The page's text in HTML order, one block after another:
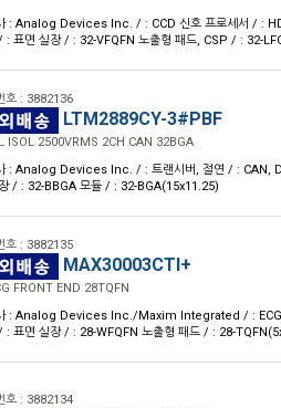
: Analog Devices Inc. / : CCD 신호 프로세서 / :
: 표면 실장 / : 32-VFQFN 노출형 패드, CSP / : 32-
호 : 3882136
LTM2889CY-3#PBF
ISOL 2500VRMS 2CH CAN 32BGA
: Analog Devices Inc. / : 트랜시버, 절연 / : CAN,
/ : 32-BBGA 모듈 / : 32-BGA(15x11.25)
호 : 3882135
MAX30003CTI+
FRONT END 28TQFN
: Analog Devices Inc./Maxim Integrated / : ECG
: 표면 실장 / : 28-WFQFN 노출형 패드 / : 28-
호 : 3882134